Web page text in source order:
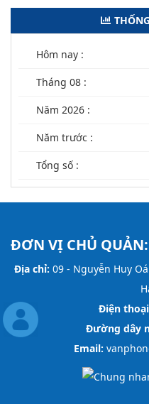
Hôm nay :
Tháng 08 :
Năm 2026 :
Năm trước :
Tổng số :
ĐƠN VỊ CHỦ QUẢN:
Địa chỉ: 09 - Nguyễn Huy
Điện
Đường dây
Email: